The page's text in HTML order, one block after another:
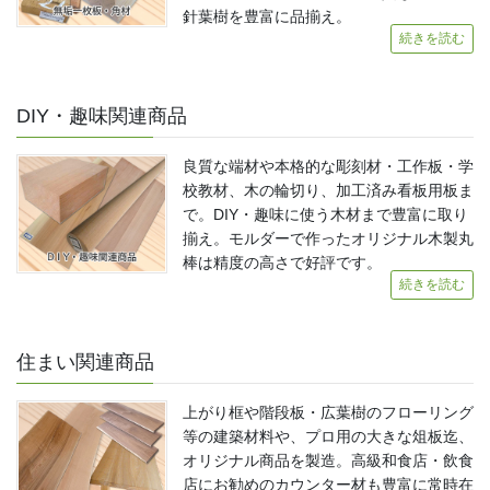
針葉樹を豊富に品揃え。
続きを読む
DIY・趣味関連商品
良質な端材や本格的な彫刻材・工作板・学
校教材、木の輪切り、加工済み看板用板ま
で。DIY・趣味に使う木材まで豊富に取り
揃え。モルダーで作ったオリジナル木製丸
棒は精度の高さで好評です。
続きを読む
住まい関連商品
上がり框や階段板・広葉樹のフローリング
等の建築材料や、プロ用の大きな俎板迄、
オリジナル商品を製造。高級和食店・飲食
店にお勧めのカウンター材も豊富に常時在